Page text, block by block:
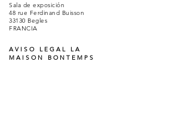
Sala de exposición
48 rue Ferdinand Buisson
33130 Begles
FRANCIA
AVISO LEGAL LA
MAISON BONTEMPS